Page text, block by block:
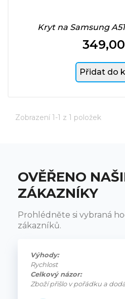
Kryt na Samsung
Cena
Přidat do
Zobrazení 1-1 z 1 položek
OVĚŘENO
ZÁKAZNÍKY
Prohlédněte si vybraná
zákazníků.
Výhody:
Rychlost
Celkový názor:
Zboží přišlo v pořádku a